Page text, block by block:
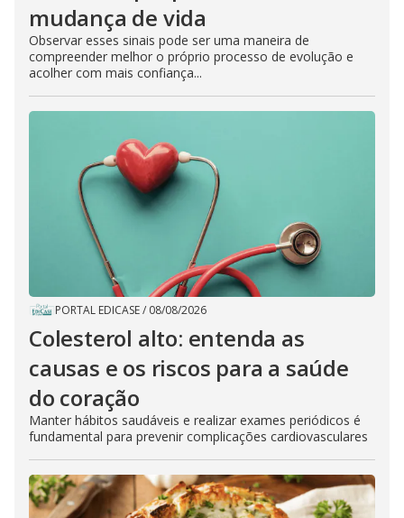
mudança de vida
Observar esses sinais pode ser uma maneira de
compreender melhor o próprio processo de evolução e
acolher com mais confiança...
PORTAL EDICASE/ 08/08/2026
Colesterol alto: entenda as
causas e os riscos para a saúde
do coração
Manter hábitos saudáveis e realizar exames periódicos é
fundamental para prevenir complicações cardiovasculares